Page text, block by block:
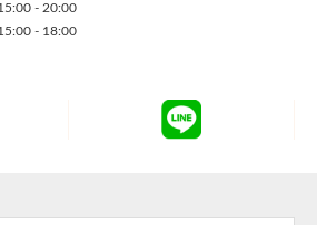
- 20:00
- 18:00